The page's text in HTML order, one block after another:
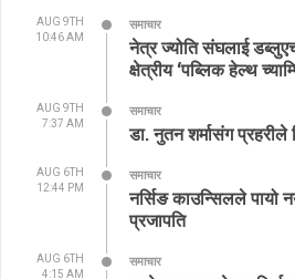
AUG 9TH
10:46 AM
समाचार
नेत्र ज्योति संघलाई
क्षेत्रीय ‘पब्लिक हेल्थ
AUG 9TH
7:37 AM
समाचार
डा. नुतन शर्मासंग प्रहरीले
AUG 6TH
12:44 PM
समाचार
नर्सिङ काउन्सिलले पायो
प्रजापति
AUG 6TH
4:15 AM
समाचार